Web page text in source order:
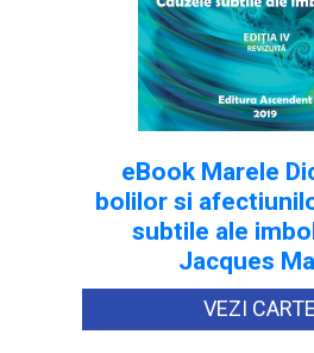
eBook Marele
bolilor si
subtile ale
Jacques
VEZI